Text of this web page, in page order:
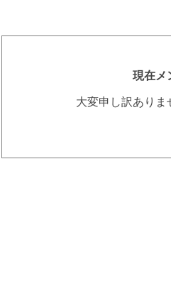
現在メ
大変申し訳あり